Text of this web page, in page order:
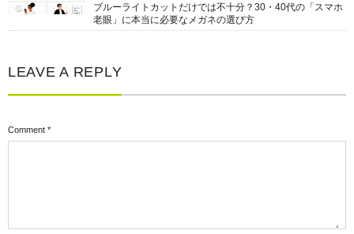
ブルーライトカットだけでは不十分？30・40代の「スマホ
老眼」に本当に必要なメガネの選び方
LEAVE A REPLY
Comment *